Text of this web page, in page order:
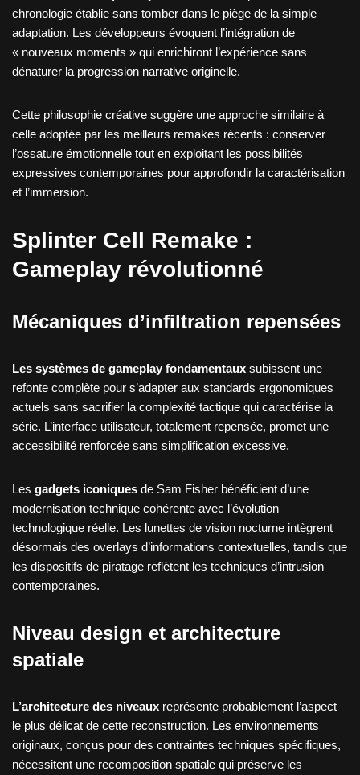
chronologie établie sans tomber dans le piège de la simple
adaptation. Les développeurs évoquent l’intégration de
« nouveaux moments » qui enrichiront l’expérience sans
dénaturer la progression narrative originelle.
Cette philosophie créative suggère une approche similaire à
celle adoptée par les meilleurs remakes récents : conserver
l’ossature émotionnelle tout en exploitant les possibilités
expressives contemporaines pour approfondir la caractérisation
et l’immersion.
Splinter Cell Remake :
Gameplay révolutionné
Mécaniques d’infiltration repensées
Les systèmes de gameplay fondamentaux subissent une
refonte complète pour s’adapter aux standards ergonomiques
actuels sans sacrifier la complexité tactique qui caractérise la
série. L’interface utilisateur, totalement repensée, promet une
accessibilité renforcée sans simplification excessive.
Les gadgets iconiques de Sam Fisher bénéficient d’une
modernisation technique cohérente avec l’évolution
technologique réelle. Les lunettes de vision nocturne intègrent
désormais des overlays d’informations contextuelles, tandis que
les dispositifs de piratage reflètent les techniques d’intrusion
contemporaines.
Niveau design et architecture
spatiale
L’architecture des niveaux représente probablement l’aspect
le plus délicat de cette reconstruction. Les environnements
originaux, conçus pour des contraintes techniques spécifiques,
nécessitent une recomposition spatiale qui préserve les